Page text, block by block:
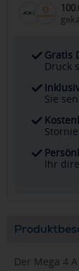
Gratis
Druck
Sie
Ihr
Der Mega 4